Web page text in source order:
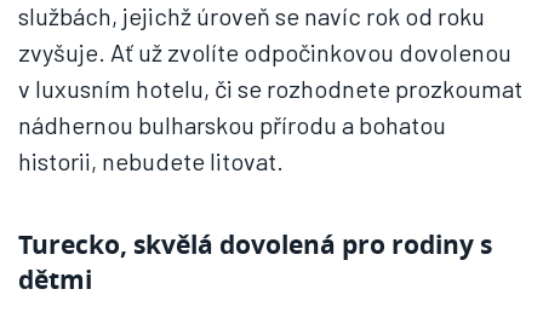
službách, jejichž úroveň se navíc rok od roku
zvyšuje. Ať už zvolíte odpočinkovou dovolenou
v luxusním hotelu, či se rozhodnete prozkoumat
nádhernou bulharskou přírodu a bohatou
historii, nebudete litovat.
Turecko, skvělá dovolená pro rodiny s
dětmi